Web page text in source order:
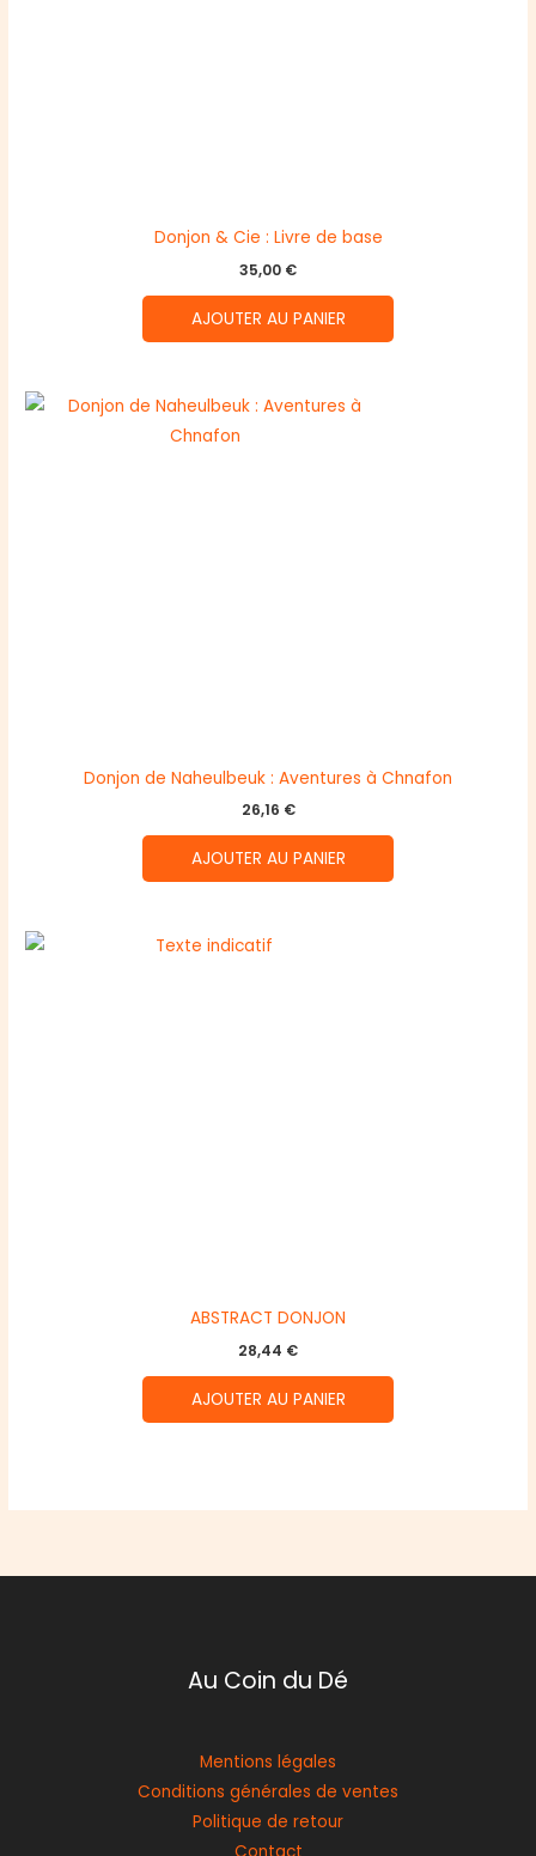
Donjon & Cie : Livre de base
35,00 €
AJOUTER AU PANIER
Donjon de Naheulbeuk : Aventures à Chnafon
26,16 €
AJOUTER AU PANIER
ABSTRACT DONJON
28,44 €
AJOUTER AU PANIER
Au Coin du Dé
Mentions légales
Conditions générales de ventes
Politique de retour